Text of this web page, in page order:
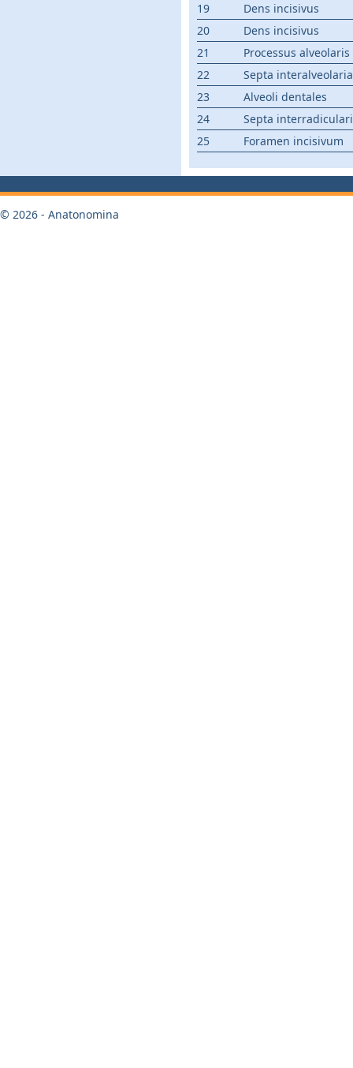
19
Dens incisivus
20
Dens incisivus
21
Processus alveolaris
22
Septa interalveolaria
23
Alveoli dentales
24
Septa
25
Foramen incisivum
© 2026 - Anatonomina